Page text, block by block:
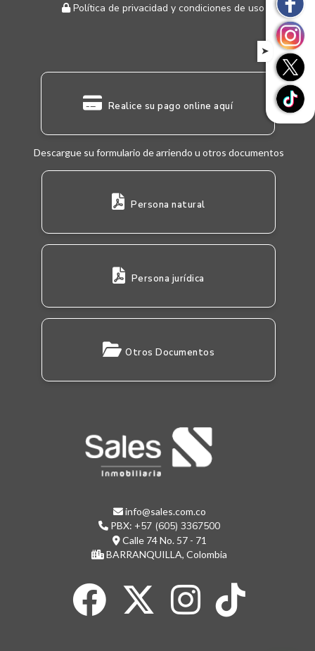
Política de privacidad y condiciones de uso
Realice su pago online aquí
Descargue su formulario de arriendo u otros documentos
Persona natural
Persona jurídica
Otros Documentos
info@sales.com.co
PBX: +57 (605) 3367500
Calle 74 No. 57 - 71
BARRANQUILLA, Colombia
➤